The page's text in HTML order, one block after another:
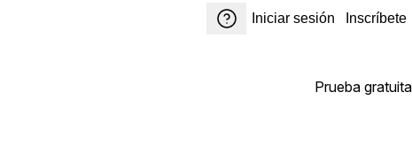
Iniciar sesión Inscríbete
Prueba gratuita